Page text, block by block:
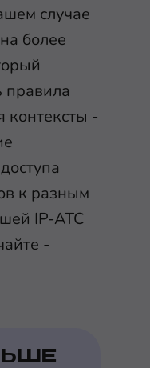
случае
более
правила
контексты -
к разным
IP-АТС
-